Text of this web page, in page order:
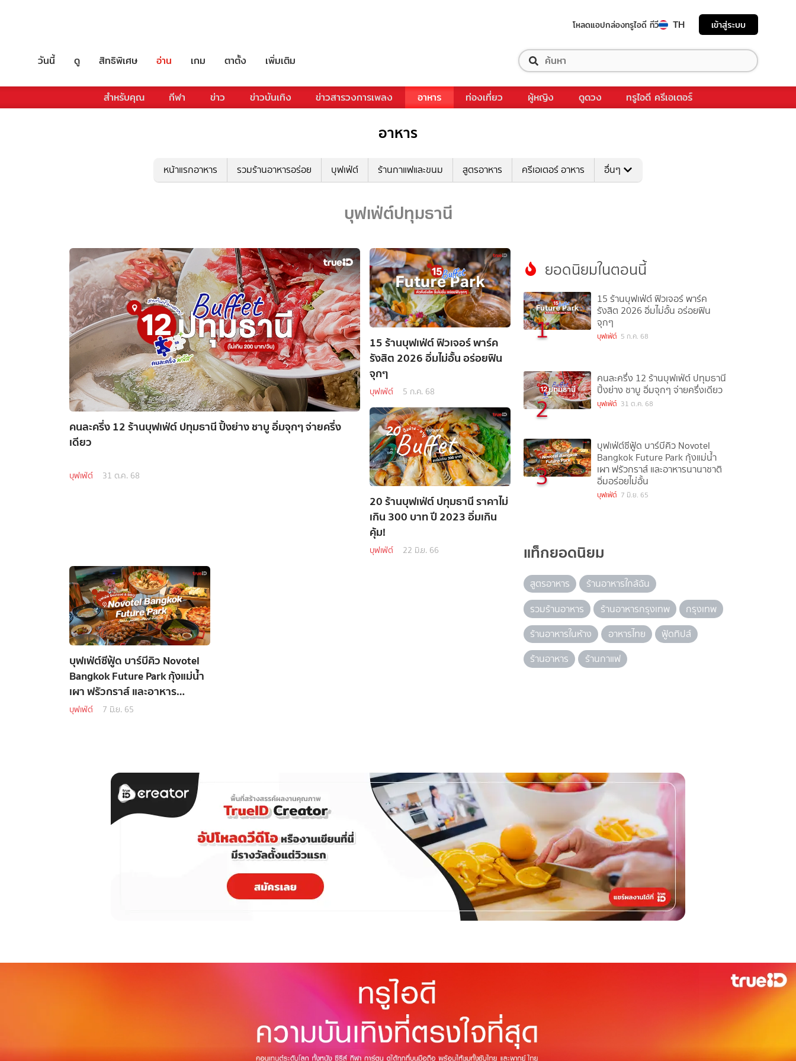
โหลดแอปกล่องทรูไอดี ทีวี TH เข้าสู่ระบบ
วันนี้ ดู สิทธิพิเศษ อ่าน เกม ตาตั้ง เพิ่มเติม
สำหรับคุณ กีฬา ข่าว ข่าวบันเทิง ข่าวสารวงการเพลง อาหาร ท่องเที่ยว ผู้หญิง ดูดวง ทรูไอดี ครีเอเตอร์
อาหาร
หน้าแรกอาหาร รวมร้านอาหารอร่อย บุฟเฟ่ต์ ร้านกาแฟและขนม สูตรอาหาร ครีเอเตอร์ อาหาร อื่นๆ
บุฟเฟ่ต์ปทุมธานี
คนละครึ่ง 12 ร้านบุฟเฟ่ต์ ปทุมธานี ปิ้งย่าง ชาบู อิ่มจุกๆ จ่ายครึ่ง
เดียว
บุฟเฟ่ต์ 31 ต.ค. 68
15 ร้านบุฟเฟ่ต์ ฟิวเจอร์ พาร์ค
รังสิต 2026 อิ่มไม่อั้น อร่อยฟิน
จุกๆ
บุฟเฟ่ต์ 5 ก.ค. 68
20 ร้านบุฟเฟ่ต์ ปทุมธานี ราคาไม่
เกิน 300 บาท ปี 2023 อิ่มเกิน
คุ้ม!
บุฟเฟ่ต์ 22 มิ.ย. 66
บุฟเฟ่ต์ซีฟู้ด บาร์บีคิว Novotel
Bangkok Future Park กุ้งแม่น้ำ
เผา ฟรัวกราส์ และอาหาร
นานาชาติ อิ่มอร่อยไม่อั้น
บุฟเฟ่ต์ 7 มิ.ย. 65
ยอดนิยมในตอนนี้
1
15 ร้านบุฟเฟ่ต์ ฟิวเจอร์ พาร์ค
รังสิต 2026 อิ่มไม่อั้น อร่อยฟิน
จุกๆ
บุฟเฟ่ต์ 5 ก.ค. 68
2
คนละครึ่ง 12 ร้านบุฟเฟ่ต์ ปทุมธานี
ปิ้งย่าง ชาบู อิ่มจุกๆ จ่ายครึ่งเดียว
บุฟเฟ่ต์ 31 ต.ค. 68
3
บุฟเฟ่ต์ซีฟู้ด บาร์บีคิว Novotel
Bangkok Future Park กุ้งแม่น้ำ
เผา ฟรัวกราส์ และอาหารนานาชาติ
อิ่มอร่อยไม่อั้น
บุฟเฟ่ต์ 7 มิ.ย. 65
แท็กยอดนิยม
สูตรอาหาร
ร้านอาหารใกล้ฉัน
รวมร้านอาหาร
ร้านอาหารกรุงเทพ
กรุงเทพ
ร้านอาหารในห้าง
อาหารไทย
ฟู้ดทิปส์
ร้านอาหาร
ร้านกาแฟ